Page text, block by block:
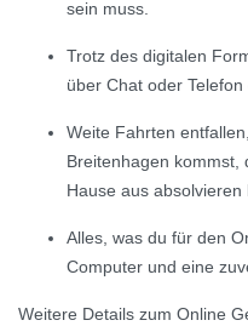
sein muss.
Trotz des digitalen
über Chat oder Telefon
Weite Fahrten
Breitenhagen kommst,
Hause aus absolvieren
Alles, was du für den
Computer und eine
Weitere Details zum Online